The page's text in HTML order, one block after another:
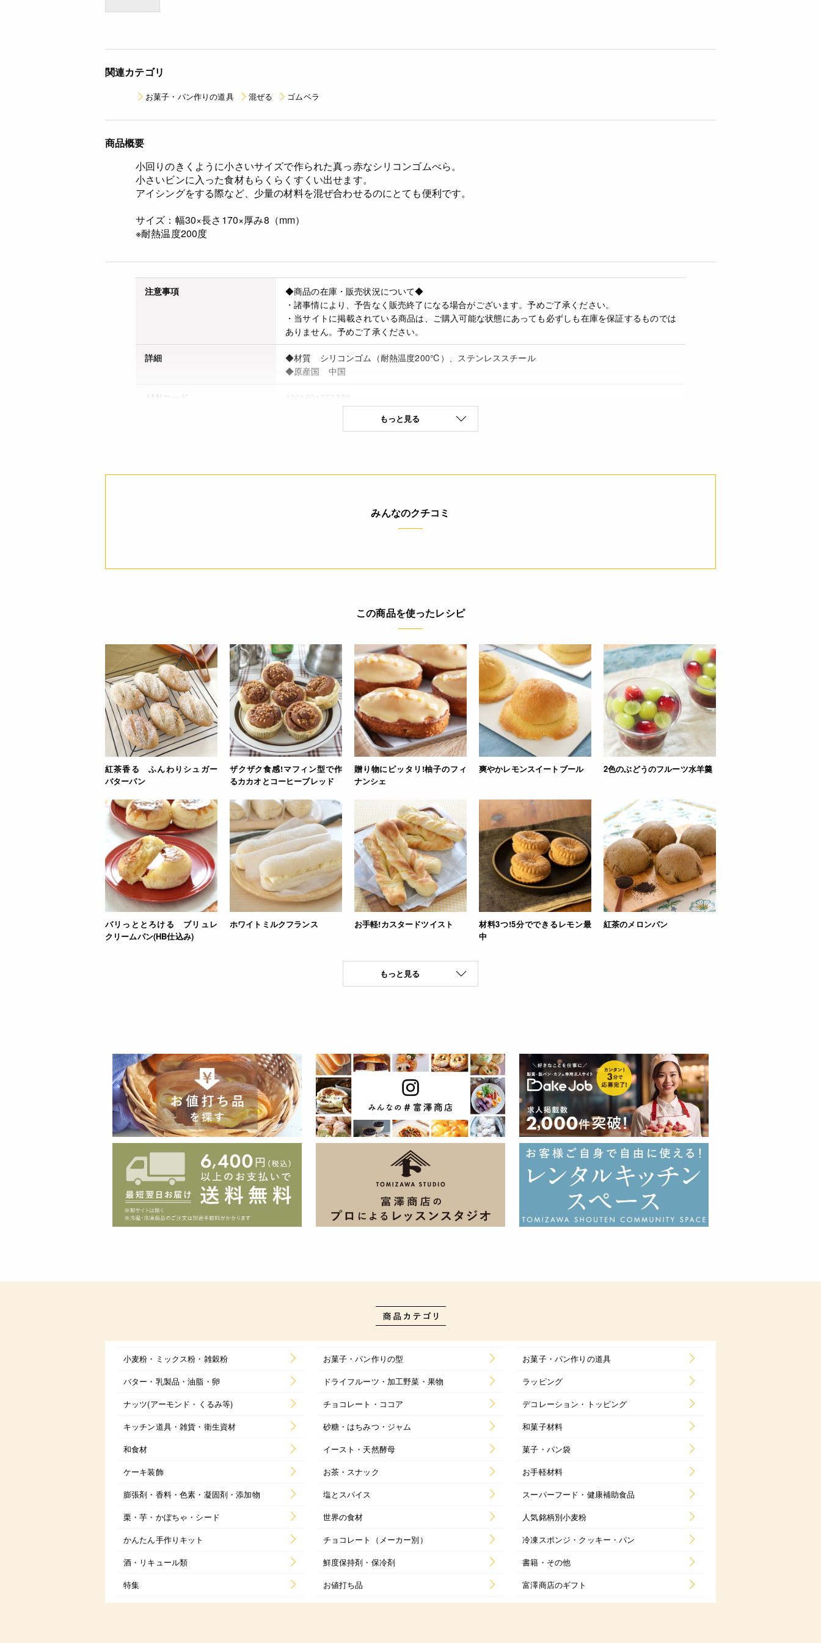
関連カテゴリ
お菓子・パン作りの道具 混ぜる ゴムベラ
商品概要
小回りのきくように小さいサイズで作られた真っ赤なシリコンゴムべら。
小さいビンに入った食材もらくらくすくい出せます。
アイシングをする際など、少量の材料を混ぜ合わせるのにとても便利です。
サイズ：幅30×長さ170×厚み8（mm）
※耐熱温度200度
注意事項
◆商品の在庫・販売状況について◆
・諸事情により、予告なく販売終了になる場合がございます。予めご了承ください。
・当サイトに掲載されている商品は、ご購入可能な状態にあっても必ずしも在庫を保証するものでは
ありません。予めご了承ください。
詳細
◆材質 シリコンゴム（耐熱温度200℃）、ステンレススチール
◆原産国 中国
JANコード 4901601352320
もっと見る
みんなのクチコミ
この商品を使ったレシピ
紅茶香る ふんわりシュガー
バターパン
ザクザク食感!マフィン型で作
るカカオとコーヒーブレッド
贈り物にピッタリ!柚子のフィ
ナンシェ
爽やかレモンスイートブール 2色のぶどうのフルーツ水羊羹
パリっととろける ブリュレ
クリームパン(HB仕込み)
ホワイトミルクフランス お手軽!カスタードツイスト
材料3つ!5分でできるレモン最
中
紅茶のメロンパン
もっと見る
小麦粉・ミックス粉・雑穀粉 お菓子・パン作りの型
お菓子・パン作りの道具
バター・乳製品・油脂・卵
ドライフルーツ・加工野菜・果物
ラッピング
ナッツ(アーモンド・くるみ等)
チョコレート・ココア
デコレーション・トッピング
キッチン道具・雑貨・衛生資材
砂糖・はちみつ・ジャム
和菓子材料
和食材
イースト・天然酵母
菓子・パン袋
ケーキ装飾
お茶・スナック
お手軽材料
膨張剤・香料・色素・凝固剤・添加物
塩とスパイス
スーパーフード・健康補助食品
栗・芋・かぼちゃ・シード
世界の食材
人気銘柄別小麦粉
かんたん手作りキット
チョコレート（メーカー別）
冷凍スポンジ・クッキー・パン
酒・リキュール類
鮮度保持剤・保冷剤
書籍・その他
特集
お値打ち品 富澤商店のギフト